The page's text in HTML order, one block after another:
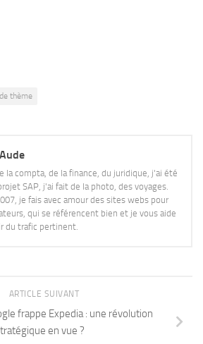
thème
la compta, de la finance, du juridique, j'ai été
SAP, j'ai fait de la photo, des voyages.
je fais avec amour des sites webs pour
qui se référencent bien et je vous aide
du trafic pertinent.
ARTICLE SUIVANT
frappe Expedia : une révolution
en vue ?